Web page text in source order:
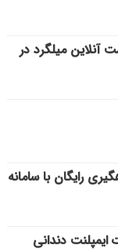
آنلاین میلگرد در
رایگان با سامانه
ایمپلنت دندانی